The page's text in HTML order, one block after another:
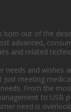
born out of the
advanced,
and related
needs and wishes
meeting
From the
to USB
need is